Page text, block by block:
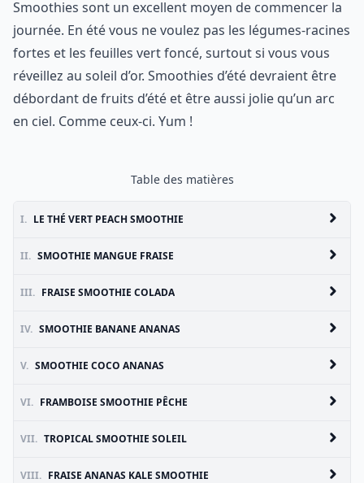
Smoothies sont un excellent moyen de commencer la
journée. En été vous ne voulez pas les légumes-racines
fortes et les feuilles vert foncé, surtout si vous vous
réveillez au soleil d’or. Smoothies d’été devraient être
débordant de fruits d’été et être aussi jolie qu’un arc
en ciel. Comme ceux-ci. Yum !
Table des matières
I. LE THÉ VERT PEACH SMOOTHIE
II. SMOOTHIE MANGUE FRAISE
III. FRAISE SMOOTHIE COLADA
IV. SMOOTHIE BANANE ANANAS
V. SMOOTHIE COCO ANANAS
VI. FRAMBOISE SMOOTHIE PÊCHE
VII. TROPICAL SMOOTHIE SOLEIL
VIII. FRAISE ANANAS KALE SMOOTHIE